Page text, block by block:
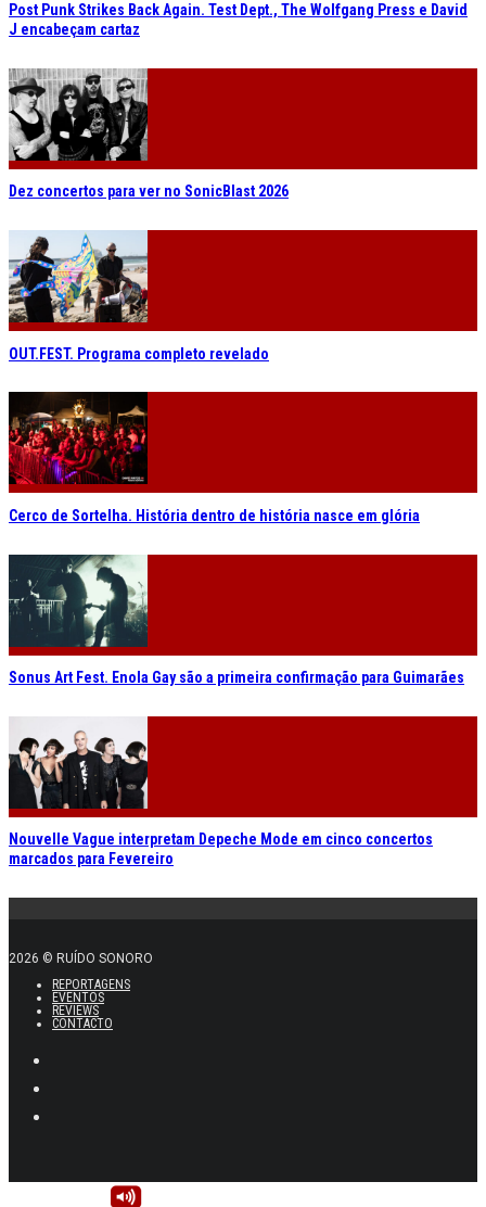
Post Punk Strikes Back Again. Test Dept., The Wolfgang Press e David
J encabeçam cartaz
Dez concertos para ver no SonicBlast 2026
OUT.FEST. Programa completo revelado
Cerco de Sortelha. História dentro de história nasce em glória
Sonus Art Fest. Enola Gay são a primeira confirmação para Guimarães
Nouvelle Vague interpretam Depeche Mode em cinco concertos
marcados para Fevereiro
2026 © RUÍDO SONORO
REPORTAGENS
EVENTOS
REVIEWS
CONTACTO